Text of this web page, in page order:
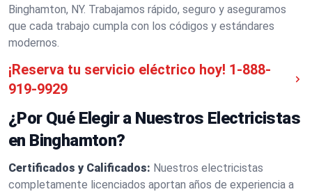
Binghamton, NY. Trabajamos rápido, seguro y aseguramos
que cada trabajo cumpla con los códigos y estándares
modernos.
¡Reserva tu servicio eléctrico hoy! 1-888-
919-9929
¿Por Qué Elegir a Nuestros Electricistas
en Binghamton?
Certificados y Calificados: Nuestros electricistas
completamente licenciados aportan años de experiencia a